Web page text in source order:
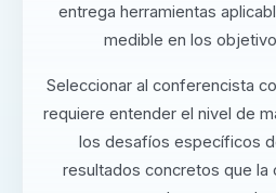
entrega herramientas
medible en los
Seleccionar al conferencista
requiere entender el nivel de
los desafíos específicos
resultados concretos que la